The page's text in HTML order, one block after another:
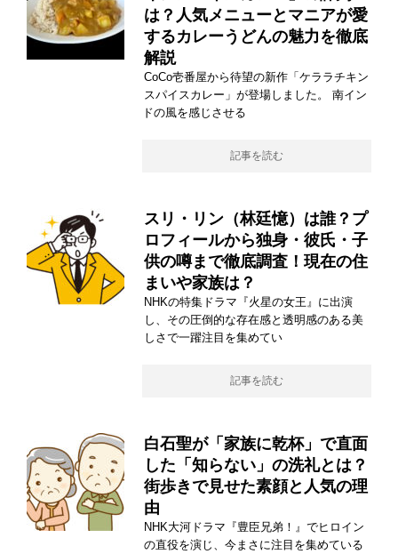
は？人気メニューとマニアが愛
するカレーうどんの魅力を徹底
解説
CoCo壱番屋から待望の新作「ケララチキン
スパイスカレー」が登場しました。 南イン
ドの風を感じさせる
記事を読む
スリ・リン（林廷憶）は誰？プ
ロフィールから独身・彼氏・子
供の噂まで徹底調査！現在の住
まいや家族は？
NHKの特集ドラマ『火星の女王』に出演
し、その圧倒的な存在感と透明感のある美
しさで一躍注目を集めてい
記事を読む
白石聖が「家族に乾杯」で直面
した「知らない」の洗礼とは？
街歩きで見せた素顔と人気の理
由
NHK大河ドラマ『豊臣兄弟！』でヒロイン
の直役を演じ、今まさに注目を集めている